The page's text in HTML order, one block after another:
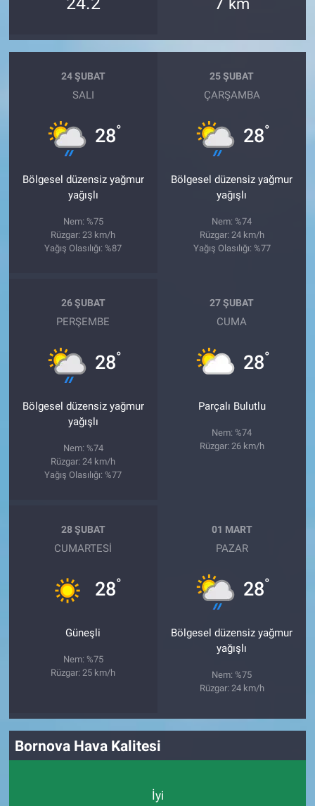
km
24 ŞUBAT
SALI
28°
Bölgesel düzensiz yağmur
yağışlı
Nem: %75
Rüzgar: 23 km/h
Yağış Olasılığı: %87
25 ŞUBAT
ÇARŞAMBA
28°
Bölgesel düzensiz yağmur
yağışlı
Nem: %74
Rüzgar: 24 km/h
Yağış Olasılığı: %77
26 ŞUBAT
PERŞEMBE
28°
Bölgesel düzensiz yağmur
yağışlı
Nem: %74
Rüzgar: 24 km/h
Yağış Olasılığı: %77
27 ŞUBAT
CUMA
28°
Parçalı Bulutlu
Nem: %74
Rüzgar: 26 km/h
28 ŞUBAT
CUMARTESI
28°
Güneşli
Nem: %75
Rüzgar: 25 km/h
01 MART
PAZAR
28°
Bölgesel düzensiz yağmur
yağışlı
Nem: %75
Rüzgar: 24 km/h
Bornova Hava Kalitesi
İyi